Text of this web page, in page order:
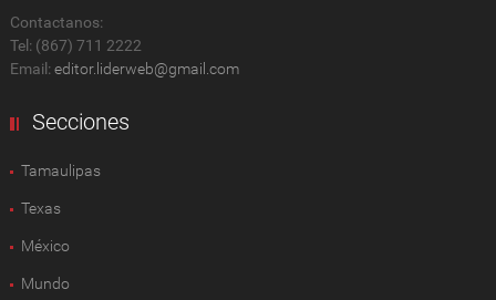
Contactanos:
Tel: (867) 711 2222
Email: editor.liderweb@gmail.com
Secciones
Tamaulipas
Texas
México
Mundo